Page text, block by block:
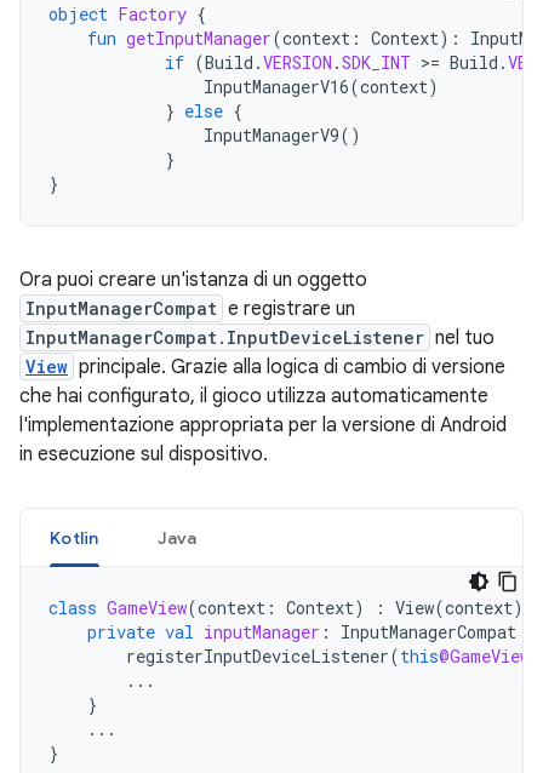
object Factory {
fun getInputManager(context : Context):
if (Build .VERSION .SDK_INT >= Build .
InputManagerV16(context)
} else {
InputManagerV9()
}
}
Ora puoi creare un'istanza di un oggetto
InputManagerCompat e registrare un
InputManagerCompat.InputDeviceListener nel tuo
View principale. Grazie alla logica di cambio di versione
che hai configurato, il gioco utilizza automaticamente
l'implementazione appropriata per la versione di Android
in esecuzione sul dispositivo.
Kotlin Java
class GameView(context : Context) : View(context),
private val inputManager : InputManagerCompat
registerInputDeviceListener(this@GameView
...
}
...
}